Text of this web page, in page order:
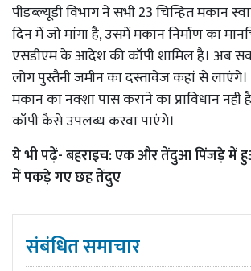
पीडब्ल्यूडी विभाग ने सभी 23 चिन्हित मकान
दिन में जो मांगा है, उसमें मकान निर्माण का
एसडीएम के आदेश की कॉपी शामिल है। अब
लोग पुस्तैनी जमीन का दस्तावेज कहां से लाएंगे।
मकान का नक्शा पास कराने का प्राविधान
कॉपी कैसे उपलब्ध करवा पाएंगे।
ये भी पढ़ें-बहराइच: एक और तेंदुआ पिंजड़े में
में पकड़े गए छह तेंदुए
संबंधित समाचार